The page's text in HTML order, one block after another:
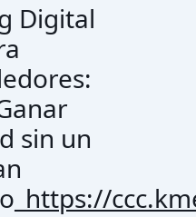
Digital
sin un
https://